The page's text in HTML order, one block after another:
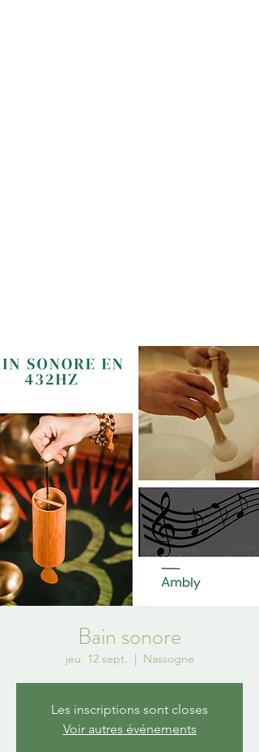
Bain sonore
jeu. 12 sept.
  |
Nassogne
Les inscriptions sont closes
Voir autres événements